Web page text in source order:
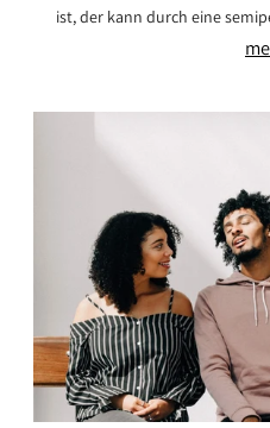
ist, der kann durch eine